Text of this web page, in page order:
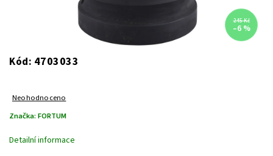
245 Kč
–6 %
Kód: 4703033
Neohodnoceno
Značka: FORTUM
Detailní informace